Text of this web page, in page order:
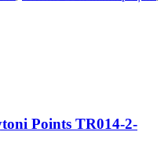
Points TR014-2-